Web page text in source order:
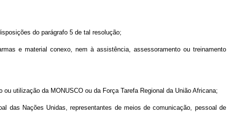
do parágrafo 5 de tal resolução;
e material conexo, nem à assistência, assessoramento ou treinamento
utilização da MONUSCO ou da Força Tarefa Regional da União Africana;
das Nações Unidas, representantes de meios de comunicação, pessoal de